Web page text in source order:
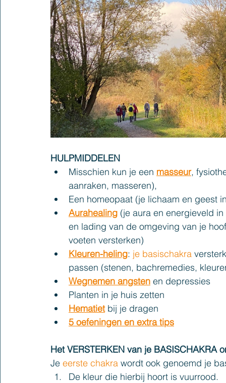
HULPMIDDELEN
Misschien kun je een masseur,
aanraken, masseren),
Een homeopaat (je lichaam en geest
Aurahealing (je aura en energieveld
en lading van de omgeving van je
voeten versterken)
Kleuren-heling: je basischakra
passen (stenen, bachremedies,
Wegnemen angsten en depressies
Planten in je huis zetten
Hematiet bij je dragen
5 oefeningen en extra tips
Het VERSTERKEN van je BASISCHAKRA
Je eerste chakra wordt ook genoemd je
De kleur die hierbij hoort is vuurrood.